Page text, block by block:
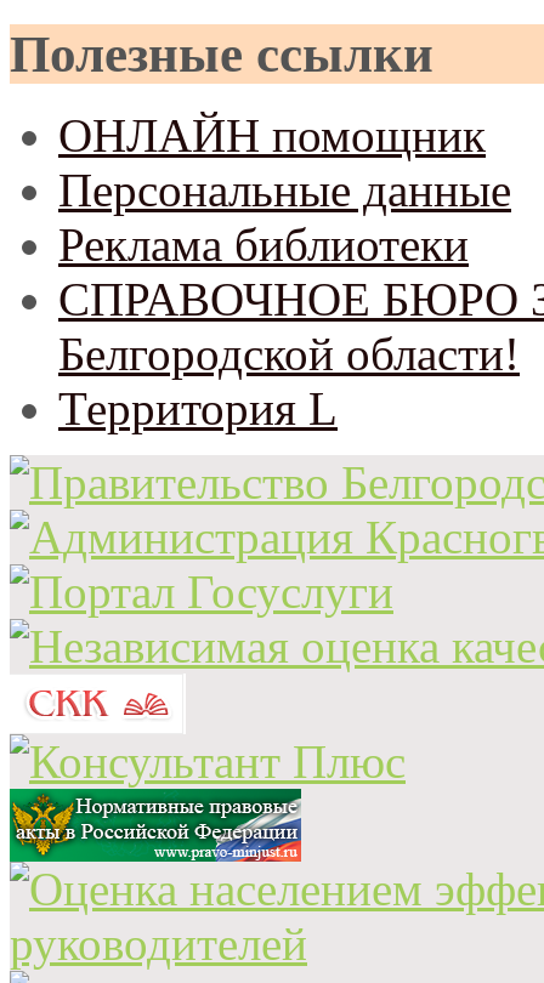
Полезные ссылки
ОНЛАЙН помощник
Персональные данные
Реклама библиотеки
СПРАВОЧНОЕ БЮРО
Белгородской области!
Территория L